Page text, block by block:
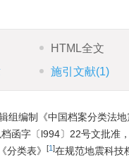
HTML全文
施引文献(1)
组编制《中国档案分类法
函字〔l994〕22号文批准
类表》
[1]在规范地震科技